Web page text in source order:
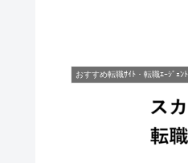
おすすめ転職ｻｲﾄ・転職ｴｰｼﾞｪﾝﾄ